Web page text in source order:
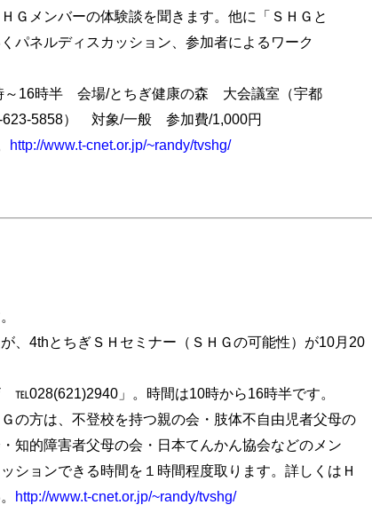
Ｇメンバーの体験談を聞きます。他に「ＳＨＧと
パネルディスカッション、参加者によるワーク
～16時半 会場/とちぎ健康の森 大会議室（宇都
5858） 対象/一般 参加費/1,000円
http://www.t-cnet.or.jp/~randy/tvshg/
、4thとちぎＳＨセミナー（ＳＨＧの可能性）が10月20
℡028(621)2940」。時間は10時から16時半です。
の方は、不登校を持つ親の会・肢体不自由児者父母の
知的障害者父母の会・日本てんかん協会などのメン
ションできる時間を１時間程度取ります。詳しくはＨ
http://www.t-cnet.or.jp/~randy/tvshg/